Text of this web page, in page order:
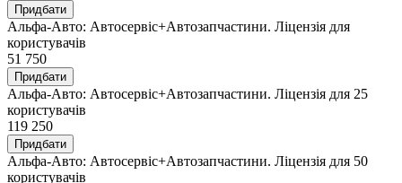
Придбати
Альфа-Авто: Автосервіс+Автозапчастини. Ліцензія для
користувачів
51 750
Придбати
Альфа-Авто: Автосервіс+Автозапчастини. Ліцензія для 25
користувачів
119 250
Придбати
Альфа-Авто: Автосервіс+Автозапчастини. Ліцензія для 50
користувачів